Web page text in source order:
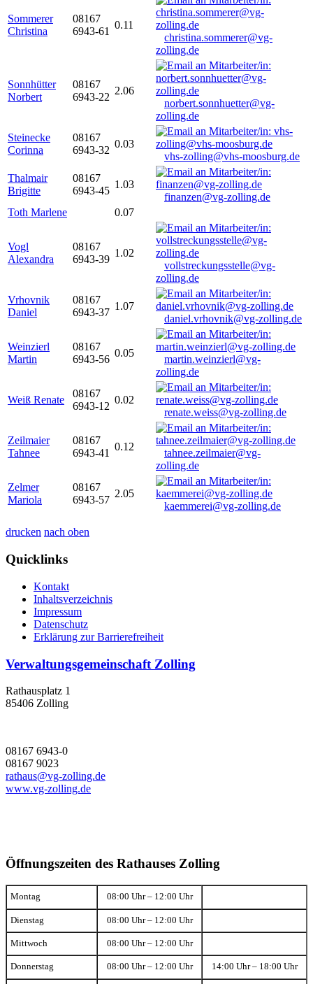
Sommerer
Christina
08167
6943-61
0.11
christina.sommerer@vg-
zolling.de
Sonnhütter
Norbert
08167
6943-22
2.06
norbert.sonnhuetter@vg-
zolling.de
Steinecke
Corinna
08167
6943-32
0.03
vhs-zolling@vhs-moosburg.de
Thalmair
Brigitte
08167
6943-45
1.03
finanzen@vg-zolling.de
Toth Marlene
0.07
Vogl
Alexandra
08167
6943-39
1.02
vollstreckungsstelle@vg-
zolling.de
Vrhovnik
Daniel
08167
6943-37
1.07
daniel.vrhovnik@vg-zolling.de
Weinzierl
Martin
08167
6943-56
0.05
martin.weinzierl@vg-
zolling.de
Weiß Renate
08167
6943-12
0.02
renate.weiss@vg-zolling.de
Zeilmaier
Tahnee
08167
6943-41
0.12
tahnee.zeilmaier@vg-
zolling.de
Zelmer
Mariola
08167
6943-57
2.05
kaemmerei@vg-zolling.de
drucken nach oben
Quicklinks
Kontakt
Inhaltsverzeichnis
Impressum
Datenschutz
Erklärung zur Barrierefreiheit
Verwaltungsgemeinschaft Zolling
Rathausplatz 1
85406 Zolling
08167 6943-0
08167 9023
rathaus@vg-zolling.de
www.vg-zolling.de
Öffnungszeiten des Rathauses Zolling
Montag 08:00 Uhr – 12:00 Uhr
Dienstag 08:00 Uhr – 12:00 Uhr
Mittwoch 08:00 Uhr – 12:00 Uhr
Donnerstag 08:00 Uhr – 12:00 Uhr 14:00 Uhr – 18:00 Uhr